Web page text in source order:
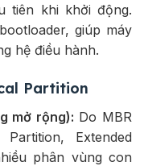
tiên khi khởi động.
giúp máy
hệ điều hành.
Partition
mở rộng): Do MBR
Extended
phân vùng con